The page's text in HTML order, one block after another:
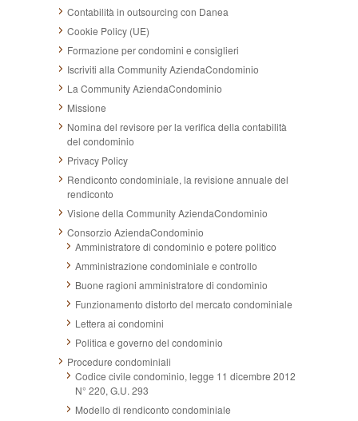
Contabilità in outsourcing con Danea
Cookie Policy (UE)
Formazione per condomini e consiglieri
Iscriviti alla Community AziendaCondominio
La Community AziendaCondominio
Missione
Nomina del revisore per la verifica della contabilità
del condominio
Privacy Policy
Rendiconto condominiale, la revisione annuale del
rendiconto
Visione della Community AziendaCondominio
Consorzio AziendaCondominio
Amministratore di condominio e potere politico
Amministrazione condominiale e controllo
Buone ragioni amministratore di condominio
Funzionamento distorto del mercato condominiale
Lettera ai condomini
Politica e governo del condominio
Procedure condominiali
Codice civile condominio, legge 11 dicembre 2012
N° 220, G.U. 293
Modello di rendiconto condominiale